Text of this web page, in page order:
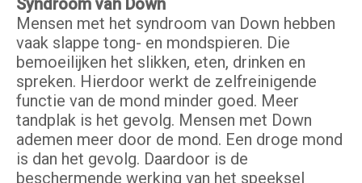
Syndroom van Down
Mensen met het syndroom van Down hebben
vaak slappe tong- en mondspieren. Die
bemoeilijken het slikken, eten, drinken en
spreken. Hierdoor werkt de zelfreinigende
functie van de mond minder goed. Meer
tandplak is het gevolg. Mensen met Down
ademen meer door de mond. Een droge mond
is dan het gevolg. Daardoor is de
beschermende werking van het speeksel